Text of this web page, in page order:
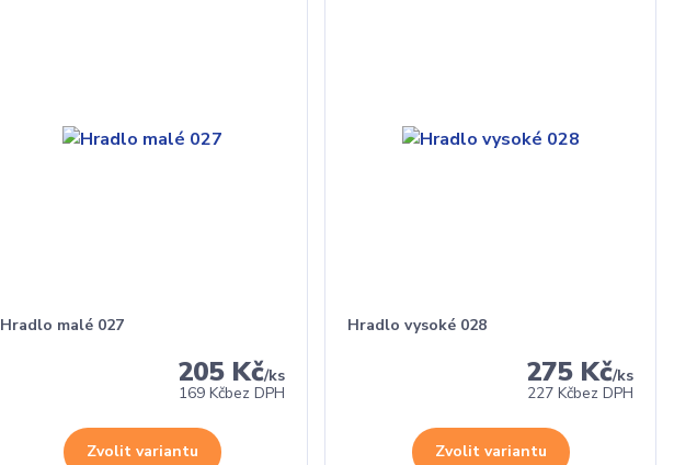
Hradlo malé 027
205 Kč/ks
169 Kčbez DPH
Zvolit variantu
Hradlo vysoké 028
275 Kč/ks
227 Kčbez DPH
Zvolit variantu